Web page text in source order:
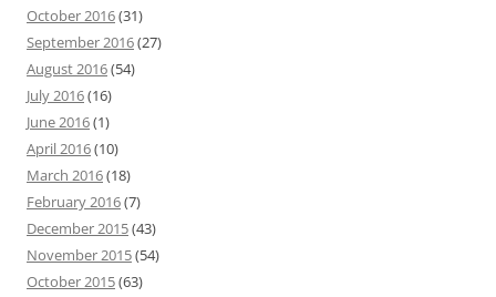
October 2016(31)
September 2016(27)
August 2016(54)
July 2016(16)
June 2016(1)
April 2016(10)
March 2016(18)
February 2016(7)
December 2015(43)
November 2015(54)
October 2015(63)